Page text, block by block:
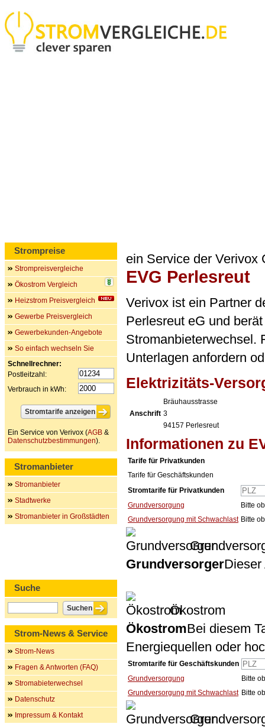
ein Service der Verivox
EVG Perlesreut
Verivox ist ein Partner
Perlesreut eG und
Stromanbieterwechsel.
Unterlagen anfordern
Elektrizitäts-
Anschrift
Bräuhausstrasse
3
94157 Perlesreut
Informationen zu
Tarife für Privatkunden
Tarife für Geschäftskunden
Stromtarife für Privatkunden
Grundversorgung
Bitte
Grundversorgung mit Schwachlast Bitte
GrundversorgerDieser
Ökostrom
ÖkostromBei diesem
Energiequellen oder
Stromtarife für Geschäftskunden
Grundversorgung
Bitte
Grundversorgung mit Schwachlast Bitte
Strompreise
Strompreisvergleiche
Ökostrom Vergleich
Heizstrom Preisvergleich
Gewerbe Preisvergleich
Gewerbekunden-Angebote
So einfach wechseln Sie
Schnellrechner:
Postleitzahl:
Verbrauch in kWh:
Ein Service von Verivox (AGB &
Datenschutzbestimmungen).
Stromanbieter
Stromanbieter
Stadtwerke
Stromanbieter in Großstädten
Suche
Strom-News & Service
Strom-News
Fragen & Antworten (FAQ)
Stromabieterwechsel
Datenschutz
Impressum & Kontakt